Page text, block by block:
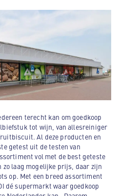
terecht kan om goedkoop
tot wijn, van allesreiniger
Al deze producten en
getest uit de testen van
vol met de best geteste
zo laag mogelijke prijs, daar zijn
op. Met een breed assortiment
dé supermarkt waar goedkoop